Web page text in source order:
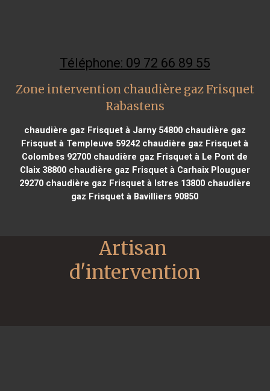
Téléphone: 09 72 66 89 55
Zone intervention chaudière gaz Frisquet
Rabastens
chaudière gaz Frisquet à Jarny 54800chaudière gaz
Frisquet à Templeuve 59242 chaudière gaz Frisquet à
Colombes 92700 chaudière gaz Frisquet à Le Pont de
Claix 38800chaudière gaz Frisquet à Carhaix Plouguer
29270chaudière gaz Frisquet à Istres 13800chaudière
gaz Frisquet à Bavilliers 90850
Artisan
d'intervention